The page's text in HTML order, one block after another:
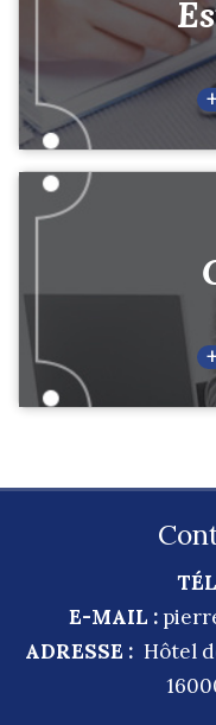
+
+
E-MAIL :
ADRESSE : Hôtel